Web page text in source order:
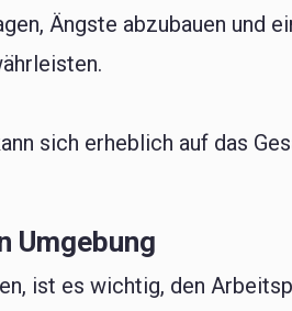
Ängste abzubauen und
sich erheblich auf das
Umgebung
ist es wichtig, den